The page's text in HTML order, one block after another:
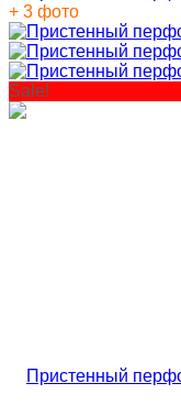
+ 3 фото
Sale!